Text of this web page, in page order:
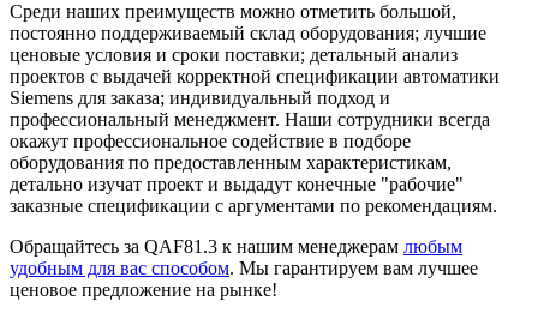
Среди наших преимуществ можно отметить большой,
постоянно поддерживаемый склад оборудования; лучшие
ценовые условия и сроки поставки; детальный анализ
проектов с выдачей корректной спецификации автоматики
Siemens для заказа; индивидуальный подход и
профессиональный менеджмент. Наши сотрудники всегда
окажут профессиональное содействие в подборе
оборудования по предоставленным характеристикам,
детально изучат проект и выдадут конечные "рабочие"
заказные спецификации с аргументами по рекомендациям.
Обращайтесь за QAF81.3 к нашим менеджерам любым
удобным для вас способом. Мы гарантируем вам лучшее
ценовое предложение на рынке!